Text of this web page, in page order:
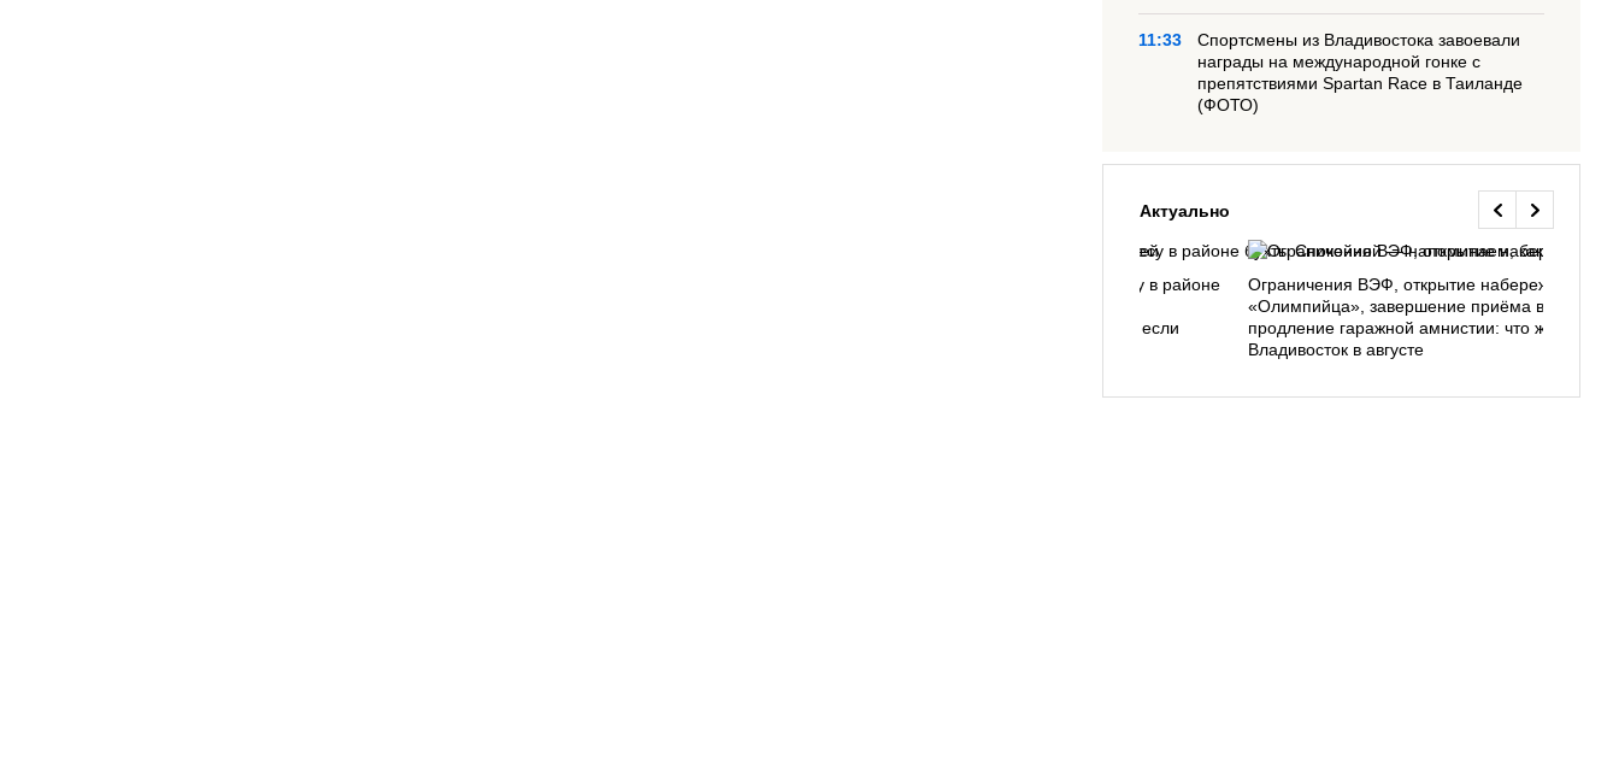
11:33
Спортсмены из Владивостока завоевали
награды на международной гонке с
препятствиями Spartan Race в Таиланде
(ФОТО)
Актуально
Семья с ребёнком заблудилась в лесу в районе
подготовиться к походу, и что делать, если
Ограничения ВЭФ, открытие набережной у
«Олимпийца», завершение приёма в вузы,
продление гаражной амнистии: что ждёт
Владивосток в августе